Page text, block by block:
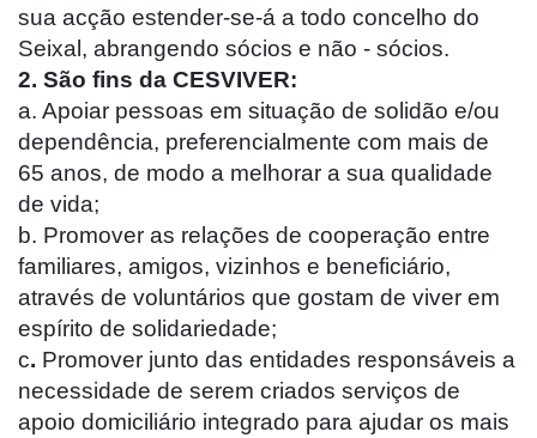
sua acção estender-se-á a todo concelho do
Seixal, abrangendo sócios e não - sócios.
2. São fins da CESVIVER:
a. Apoiar pessoas em situação de solidão e/ou
dependência, preferencialmente com mais de
65 anos, de modo a melhorar a sua qualidade
de vida;
b. Promover as relações de cooperação entre
familiares, amigos, vizinhos e beneficiário,
através de voluntários que gostam de viver em
espírito de solidariedade;
c. Promover junto das entidades responsáveis a
necessidade de serem criados serviços de
apoio domiciliário integrado para ajudar os mais